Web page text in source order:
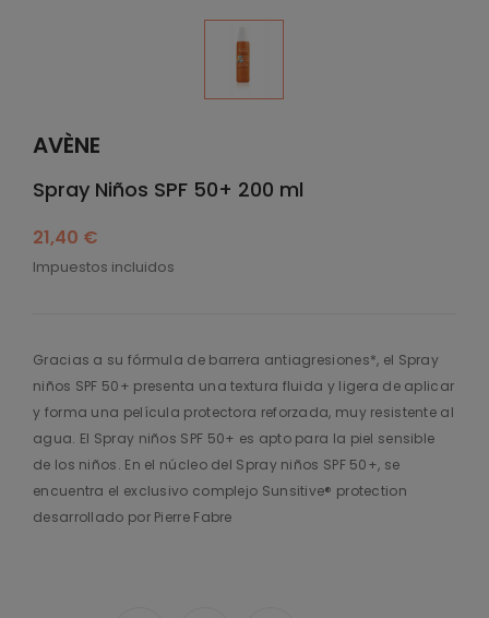
AVÈNE
Spray Niños SPF 50+ 200 ml
21,40 €
Impuestos incluidos
Gracias a su fórmula de barrera antiagresiones*, el Spray
niños SPF 50+ presenta una textura fluida y ligera de aplicar
y forma una película protectora reforzada, muy resistente al
agua. El Spray niños SPF 50+ es apto para la piel sensible
de los niños. En el núcleo del Spray niños SPF 50+, se
encuentra el exclusivo complejo Sunsitive® protection
desarrollado por Pierre Fabre